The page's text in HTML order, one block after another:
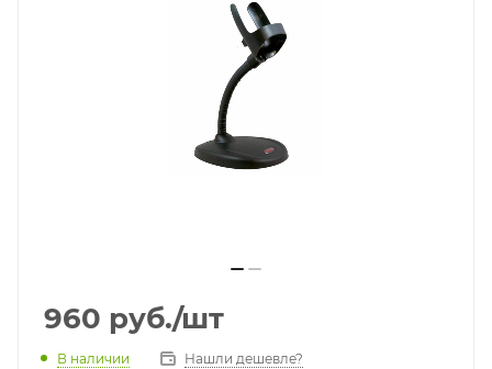
960 руб./шт
В наличии Нашли дешевле?